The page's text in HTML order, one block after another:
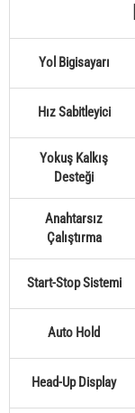
Yol Bigisayarı
Hız Sabitleyici
Yokuş Kalkış
Desteği
Anahtarsız
Çalıştırma
Start-Stop Sistemi
Auto Hold
Head-Up Display